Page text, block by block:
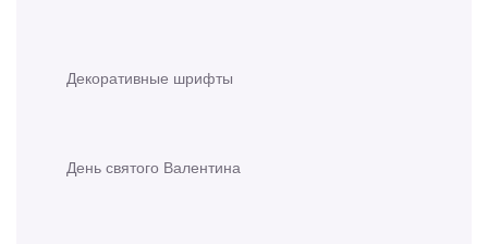
Декоративные шрифты
День святого Валентина